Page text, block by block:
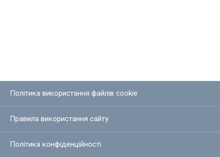
Політика використання файлів cookie
Правила використання сайту
Політика конфіденційності